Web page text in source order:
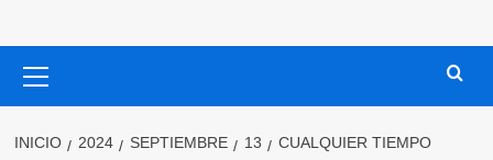
primario
INICIO 2024 SEPTIEMBRE 13
CUALQUIER TIEMPO